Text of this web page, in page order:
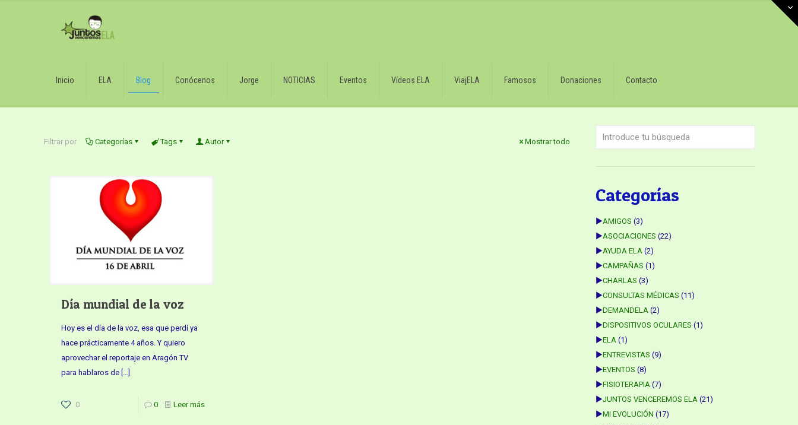
Inicio ELA Blog Conócenos Jorge NOTICIAS Eventos Vídeos ELA ViajELA Famosos Donaciones Contacto
Filtrar por Categorías Tags Autor Mostrar todo
Día mundial de la voz
Hoy es el día de la voz, esa que perdí ya
hace prácticamente 4 años. Y quiero
aprovechar el reportaje en Aragón TV
para hablaros de[…]
0 0 Leer más
Categorías
►AMIGOS (3)
►ASOCIACIONES (22)
►AYUDA ELA (2)
►CAMPAÑAS (1)
►CHARLAS (3)
►CONSULTAS MÉDICAS (11)
►DEMANDELA (2)
►DISPOSITIVOS OCULARES (1)
►ELA (1)
►ENTREVISTAS (9)
►EVENTOS (8)
►FISIOTERAPIA (7)
►JUNTOS VENCEREMOS ELA (21)
►MI EVOLUCIÓN (17)